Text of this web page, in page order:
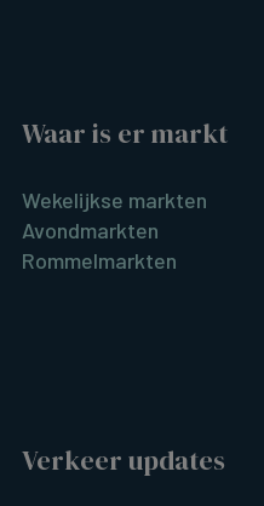
Waar is er markt
Wekelijkse markten
Avondmarkten
Rommelmarkten
Verkeer updates